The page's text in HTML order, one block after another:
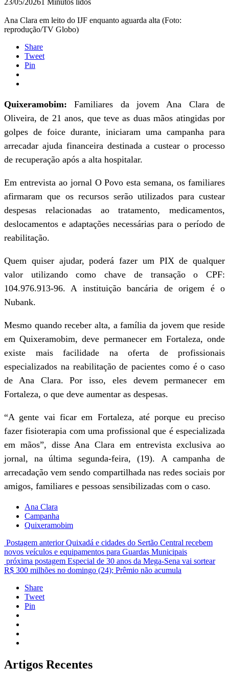
23/05/2026 1 Minutos lidos
Ana Clara em leito do IJF enquanto aguarda alta (Foto:
reprodução/TV Globo)
Share
Tweet
Pin
Quixeramobim: Familiares da jovem Ana Clara de
Oliveira, de 21 anos, que teve as duas mãos atingidas por
golpes de foice durante, iniciaram uma campanha para
arrecadar ajuda financeira destinada a custear o processo
de recuperação após a alta hospitalar.
Em entrevista ao jornal O Povo esta semana, os familiares
afirmaram que os recursos serão utilizados para custear
despesas relacionadas ao tratamento, medicamentos,
deslocamentos e adaptações necessárias para o período de
reabilitação.
Quem quiser ajudar, poderá fazer um PIX de qualquer
valor utilizando como chave de transação o CPF:
104.976.913-96. A instituição bancária de origem é o
Nubank.
Mesmo quando receber alta, a família da jovem que reside
em Quixeramobim, deve permanecer em Fortaleza, onde
existe mais facilidade na oferta de profissionais
especializados na reabilitação de pacientes como é o caso
de Ana Clara. Por isso, eles devem permanecer em
Fortaleza, o que deve aumentar as despesas.
“A gente vai ficar em Fortaleza, até porque eu preciso
fazer fisioterapia com uma profissional que é especializada
em mãos”, disse Ana Clara em entrevista exclusiva ao
jornal, na última segunda-feira, (19). A campanha de
arrecadação vem sendo compartilhada nas redes sociais por
amigos, familiares e pessoas sensibilizadas com o caso.
Ana Clara
Campanha
Quixeramobim
Postagem anterior Quixadá e cidades do Sertão Central recebem
novos veículos e equipamentos para Guardas Municipais
próxima postagem Especial de 30 anos da Mega-Sena vai sortear
R$ 300 milhões no domingo (24); Prêmio não acumula
Share
Tweet
Pin
Artigos Recentes